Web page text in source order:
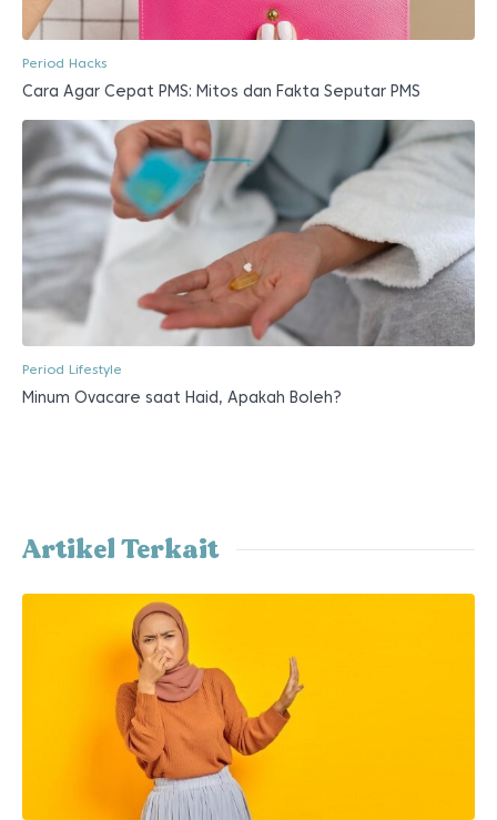
Period Hacks
Cara Agar Cepat PMS: Mitos dan Fakta Seputar PMS
Period Lifestyle
Minum Ovacare saat Haid, Apakah Boleh?
Artikel Terkait